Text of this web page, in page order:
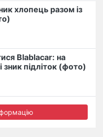
хлопець разом із
Blablacar: на
підліток (фото)